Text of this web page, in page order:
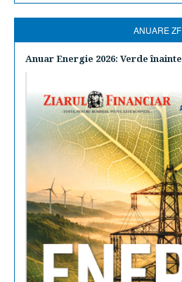
ANUARE ZF
Anuar Energie 2026: Verde înainte